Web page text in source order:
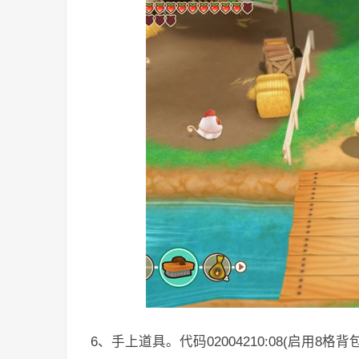
6、手上道具。代码02004210:08(启用8格背